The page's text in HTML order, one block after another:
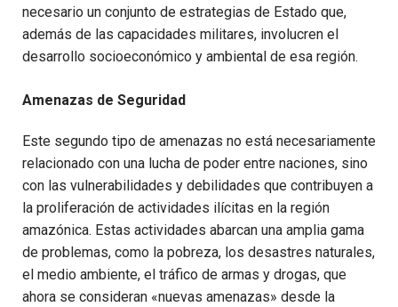
necesario un conjunto de estrategias de Estado que,
además de las capacidades militares, involucren el
desarrollo socioeconómico y ambiental de esa región.
Amenazas de Seguridad
Este segundo tipo de amenazas no está necesariamente
relacionado con una lucha de poder entre naciones, sino
con las vulnerabilidades y debilidades que contribuyen a
la proliferación de actividades ilícitas en la región
amazónica. Estas actividades abarcan una amplia gama
de problemas, como la pobreza, los desastres naturales,
el medio ambiente, el tráfico de armas y drogas, que
ahora se consideran «nuevas amenazas» desde la